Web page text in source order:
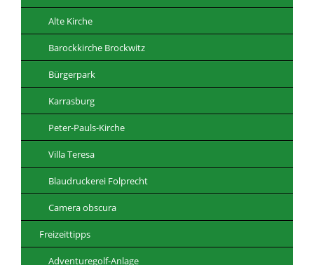
Alte Kirche
Barockkirche Brockwitz
Bürgerpark
Karrasburg
Peter-Pauls-Kirche
Villa Teresa
Blaudruckerei Folprecht
Camera obscura
Freizeittipps
Adventuregolf-Anlage